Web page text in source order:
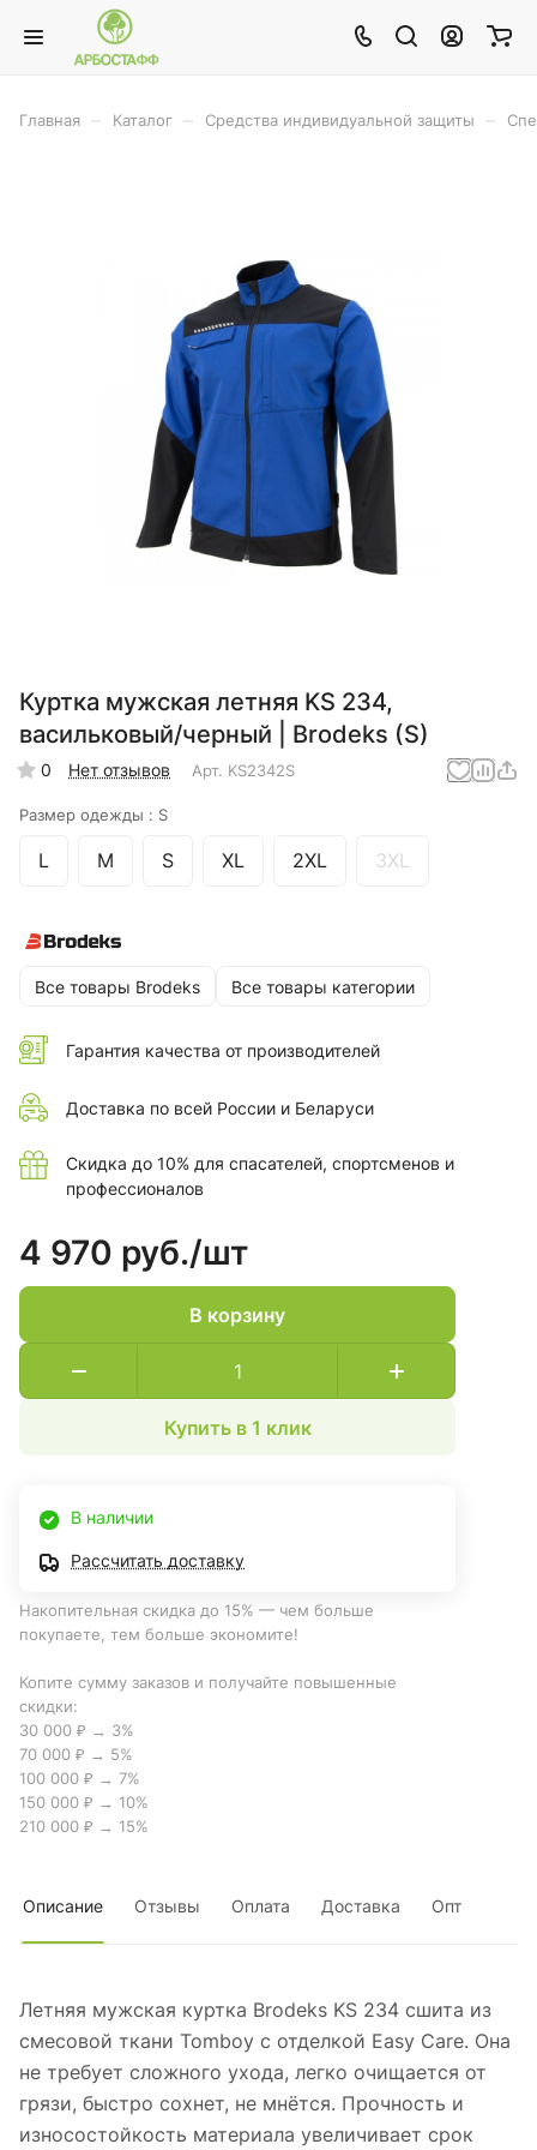
Главная Каталог Средства индивидуальной защиты
Куртка мужская летняя KS 234,
васильковый/черный | Brodeks (S)
0 Нет отзывов Арт. KS2342S
Размер одежды : S
L M S XL 2XL 3XL
Все товары Brodeks Все товары категории
Гарантия качества от производителей
Доставка по всей России и Беларуси
Скидка до 10% для спасателей, спортсменов и
профессионалов
4 970 руб./шт
В корзину
Купить в 1 клик
В наличии
Рассчитать доставку
Накопительная скидка до 15% — чем больше
покупаете, тем больше экономите!
Копите сумму заказов и получайте повышенные
скидки:
30 000 ₽ → 3%
70 000 ₽ → 5%
100 000 ₽ → 7%
150 000 ₽ → 10%
210 000 ₽ → 15%
Описание Отзывы Оплата Доставка Опт
Летняя мужская куртка Brodeks KS 234 сшита из
смесовой ткани Tomboy с отделкой Easy Care. Она
не требует сложного ухода, легко очищается от
грязи, быстро сохнет, не мнётся. Прочность и
износостойкость материала увеличивает срок